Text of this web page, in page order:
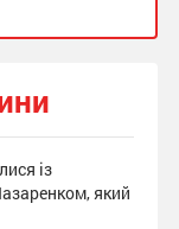
із
який